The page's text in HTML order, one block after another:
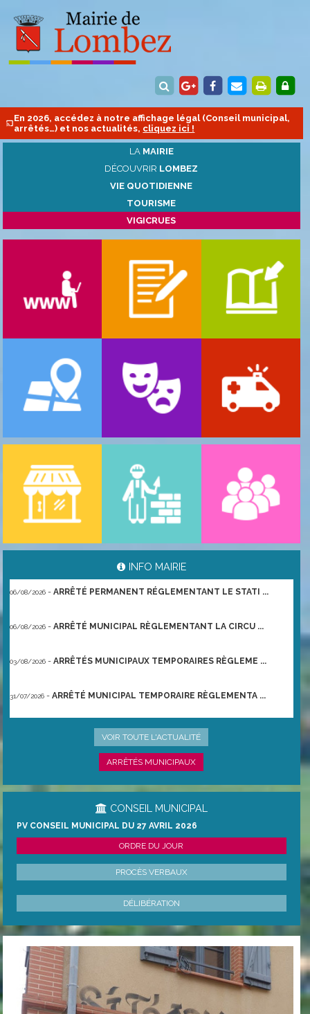
En 2026, accédez à notre affichage légal (Conseil municipal,
arrêtés…) et nos actualités, cliquez ici !
LA MAIRIE
DÉCOUVRIR LOMBEZ
VIE QUOTIDIENNE
TOURISME
VIGICRUES
INFO MAIRIE
06/08/2026 ARRÊTÉ PERMANENT RÉGLEMENTANT LE STATI ...
06/08/2026 ARRÊTÉ MUNICIPAL RÈGLEMENTANT LA CIRCU ...
03/08/2026 ARRÊTÉS MUNICIPAUX TEMPORAIRES RÈGLEME ...
31/07/2026 ARRÊTÉ MUNICIPAL TEMPORAIRE RÈGLEMENTA ...
ARRÊTÉ PRÉFECTORAL DU 21/06/2026 TEMPO ...
VOIR TOUTE L'ACTUALITÉ
ARRÊTÉS MUNICIPAUX
CONSEIL MUNICIPAL
PV CONSEIL MUNICIPAL DU 27 AVRIL 2026
ORDRE DU JOUR
PROCÈS VERBAUX
DÉLIBÉRATION